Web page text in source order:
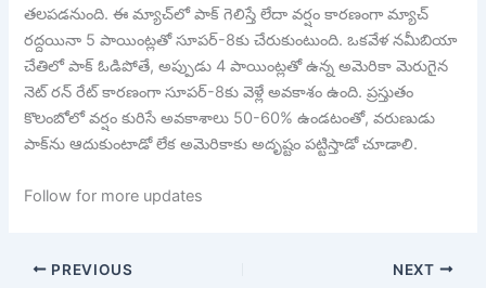
తలపడనుంది. ఈ మ్యాచ్‌లో పాక్ గెలిస్తే లేదా వర్షం కారణంగా మ్యాచ్
రద్దయినా 5 పాయింట్లతో సూపర్-8కు చేరుకుంటుంది. ఒకవేళ నమీబియా
చేతిలో పాక్ ఓడిపోతే, అప్పుడు 4 పాయింట్లతో ఉన్న అమెరికా మెరుగైన
నెట్ రన్ రేట్ కారణంగా సూపర్-8కు వెళ్లే అవకాశం ఉంది. ప్రస్తుతం
కొలంబోలో వర్షం కురిసే అవకాశాలు 50-60% ఉండటంతో, వరుణుడు
పాక్‌ను ఆదుకుంటాడో లేక అమెరికాకు అదృష్టం పట్టిస్తాడో చూడాలి.
Follow for more updates
PREVIOUS NEXT